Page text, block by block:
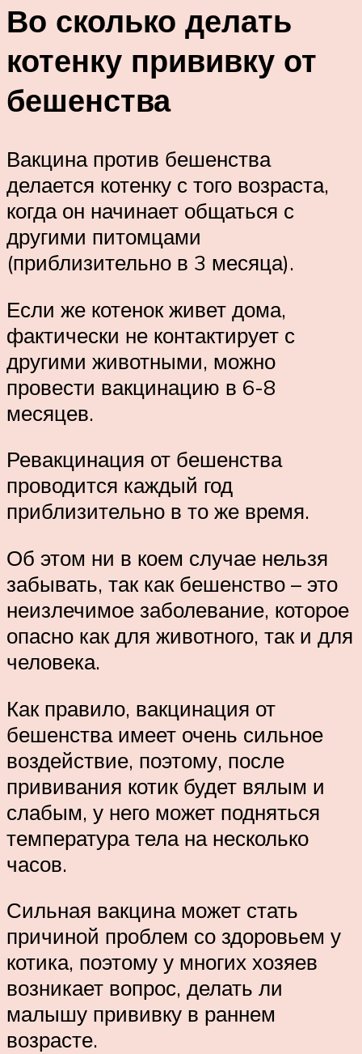
Во сколько делать
котенку прививку от
бешенства
Вакцина против бешенства
делается котенку с того возраста,
когда он начинает общаться с
другими питомцами
(приблизительно в 3 месяца).
Если же котенок живет дома,
фактически не контактирует с
другими животными, можно
провести вакцинацию в 6-8
месяцев.
Ревакцинация от бешенства
проводится каждый год
приблизительно в то же время.
Об этом ни в коем случае нельзя
забывать, так как бешенство – это
неизлечимое заболевание, которое
опасно как для животного, так и для
человека.
Как правило, вакцинация от
бешенства имеет очень сильное
воздействие, поэтому, после
прививания котик будет вялым и
слабым, у него может подняться
температура тела на несколько
часов.
Сильная вакцина может стать
причиной проблем со здоровьем у
котика, поэтому у многих хозяев
возникает вопрос, делать ли
малышу прививку в раннем
возрасте.